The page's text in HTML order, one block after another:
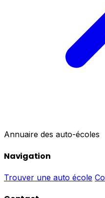
Annuaire des auto-écoles
Navigation
Trouver une auto école